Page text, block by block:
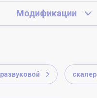
Модификации
скалер